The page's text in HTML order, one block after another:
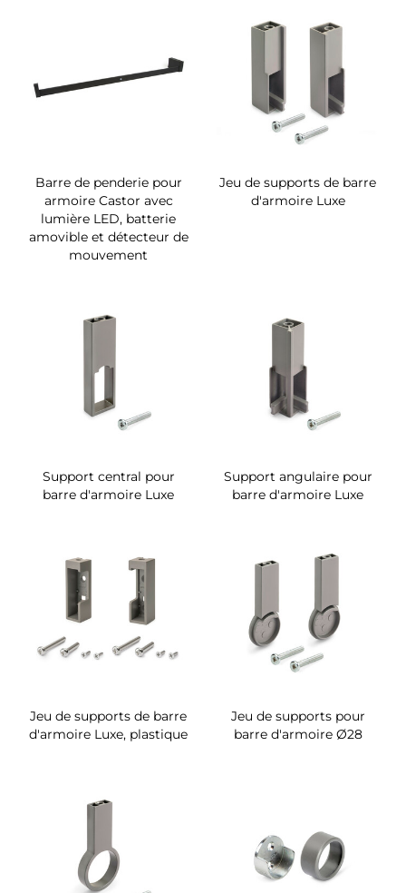
Barre de penderie pour
armoire Castor avec
lumière LED, batterie
amovible et détecteur de
mouvement
Jeu de supports de barre
d'armoire Luxe
Support central pour
barre d'armoire Luxe
Support angulaire pour
barre d'armoire Luxe
Jeu de supports de barre
d'armoire Luxe, plastique
Jeu de supports pour
barre d'armoire Ø28